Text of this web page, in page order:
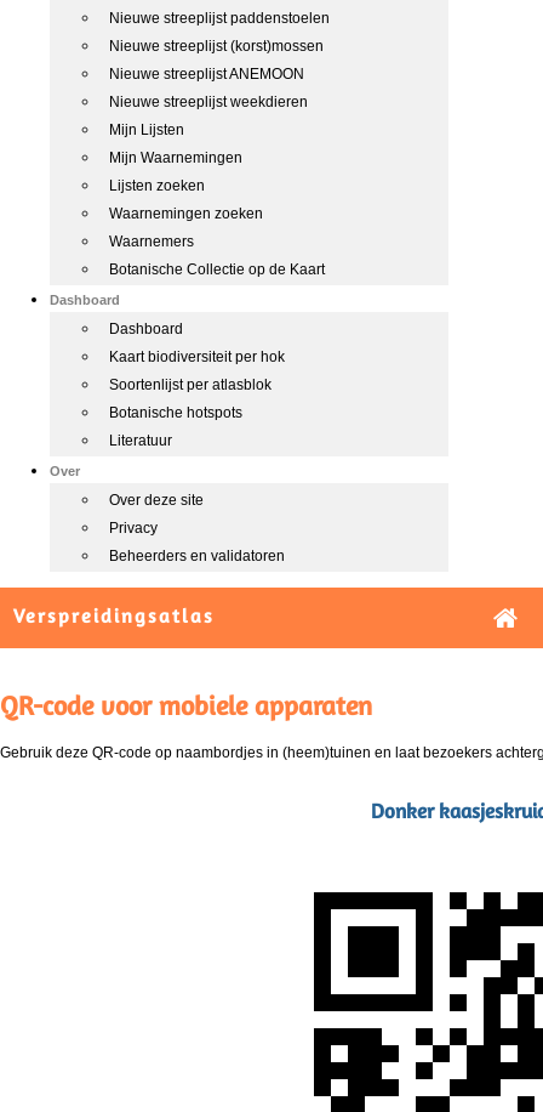
Nieuwe streeplijst paddenstoelen
Nieuwe streeplijst (korst)mossen
Nieuwe streeplijst ANEMOON
Nieuwe streeplijst weekdieren
Mijn Lijsten
Mijn Waarnemingen
Lijsten zoeken
Waarnemingen zoeken
Waarnemers
Botanische Collectie op de Kaart
Dashboard
Dashboard
Kaart biodiversiteit per hok
Soortenlijst per atlasblok
Botanische hotspots
Literatuur
Over
Over deze site
Privacy
Beheerders en validatoren
Verspreidingsatlas
QR-code voor mobiele apparaten
Gebruik deze QR-code op naambordjes in (heem)tuinen en laat bezoekers
Donker